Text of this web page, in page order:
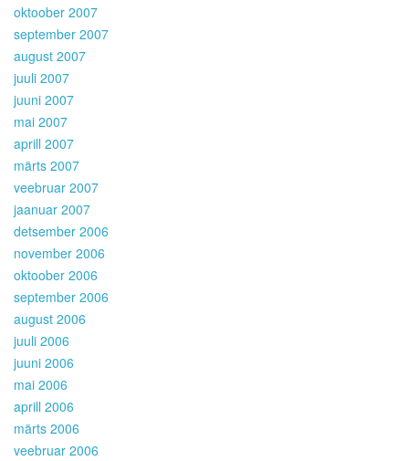
oktoober 2007
september 2007
august 2007
juuli 2007
juuni 2007
mai 2007
aprill 2007
märts 2007
veebruar 2007
jaanuar 2007
detsember 2006
november 2006
oktoober 2006
september 2006
august 2006
juuli 2006
juuni 2006
mai 2006
aprill 2006
märts 2006
veebruar 2006